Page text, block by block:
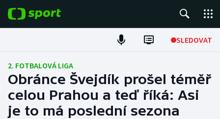
SLEDOVAT
Fotbal
Hokej
Tenis
2. FOTBALOVÁ LIGA
Obránce Švejdík prošel téměř
celou Prahou a teď říká: Asi
je to má poslední sezona